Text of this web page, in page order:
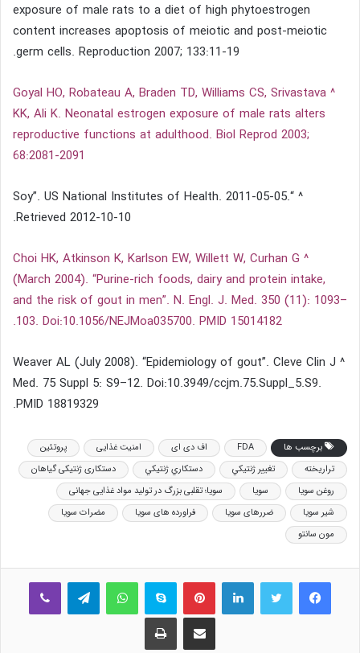
exposure of male rats to a diet of high phytoestrogen
content increases apoptosis of meiotic and post-meiotic
germ cells. Reproduction 2007; 133:11-19.
^ Goyal HO, Robateau A, Braden TD, Williams CS, Srivastava
KK, Ali K. Neonatal estrogen exposure of male rats alters
reproductive functions at adulthood. Biol Reprod 2003;
68:2081-2091
^ “Soy”. US National Institutes of Health. 2011-05-05.
Retrieved 2012-10-10.
^ Choi HK, Atkinson K, Karlson EW, Willett W, Curhan G
(March 2004). “Purine-rich foods, dairy and protein intake,
and the risk of gout in men”. N. Engl. J. Med. 350 (11): 1093–
103. Doi:10.1056/NEJMoa035700. PMID 15014182.
^ Weaver AL (July 2008). “Epidemiology of gout”. Cleve Clin J
Med. 75 Suppl 5: S9–12. Doi:10.3949/ccjm.75.Suppl_5.S9.
PMID 18819329.
برچسب ها FDA اف دی ای امنیت غذایی
پروتئین
تراریخته
تغییر ژنتيكي دستكاري ژنتيكي
دستکاری ژنتیکی گیاهان
روغن سویا
سویا
سویا؛ تقلبی بزرگ در تولید مواد غذایی جهانی
شیر سویا
ضررهای سویا فراورده های سویا
مضرات سویا
مون سانتو
فیس بوک لینکدین ‫پین‌ترست اسکایپ واتس آپ
اشتراک گذاری از طریق ایمیل چاپ